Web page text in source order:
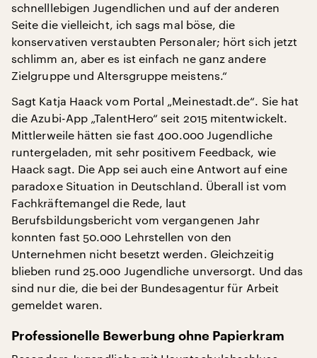
schnelllebigen Jugendlichen und auf der anderen
Seite die vielleicht, ich sags mal böse, die
konservativen verstaubten Personaler; hört sich jetzt
schlimm an, aber es ist einfach ne ganz andere
Zielgruppe und Altersgruppe meistens.“
Sagt Katja Haack vom Portal „Meinestadt.de“. Sie hat
die Azubi-App „TalentHero“ seit 2015 mitentwickelt.
Mittlerweile hätten sie fast 400.000 Jugendliche
runtergeladen, mit sehr positivem Feedback, wie
Haack sagt. Die App sei auch eine Antwort auf eine
paradoxe Situation in Deutschland. Überall ist vom
Fachkräftemangel die Rede, laut
Berufsbildungsbericht vom vergangenen Jahr
konnten fast 50.000 Lehrstellen von den
Unternehmen nicht besetzt werden. Gleichzeitig
blieben rund 25.000 Jugendliche unversorgt. Und das
sind nur die, die bei der Bundesagentur für Arbeit
gemeldet waren.
Professionelle Bewerbung ohne Papierkram